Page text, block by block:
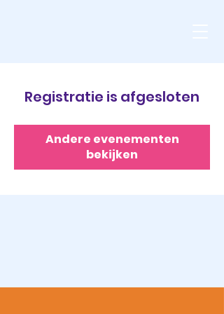
Registratie is afgesloten
Andere evenementen
bekijken